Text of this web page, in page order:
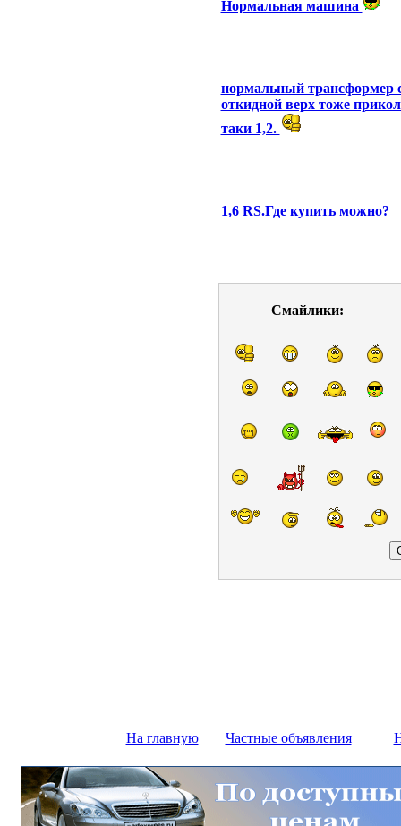
Нормальная машина
нормальный трансформер
откидной верх тоже
таки 1,2.
1,6 RS.Где купить можно?
Смайлики:
На главную Частные объявления